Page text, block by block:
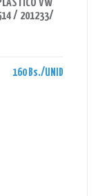
VW
/ 201233/
160 Bs./UNID